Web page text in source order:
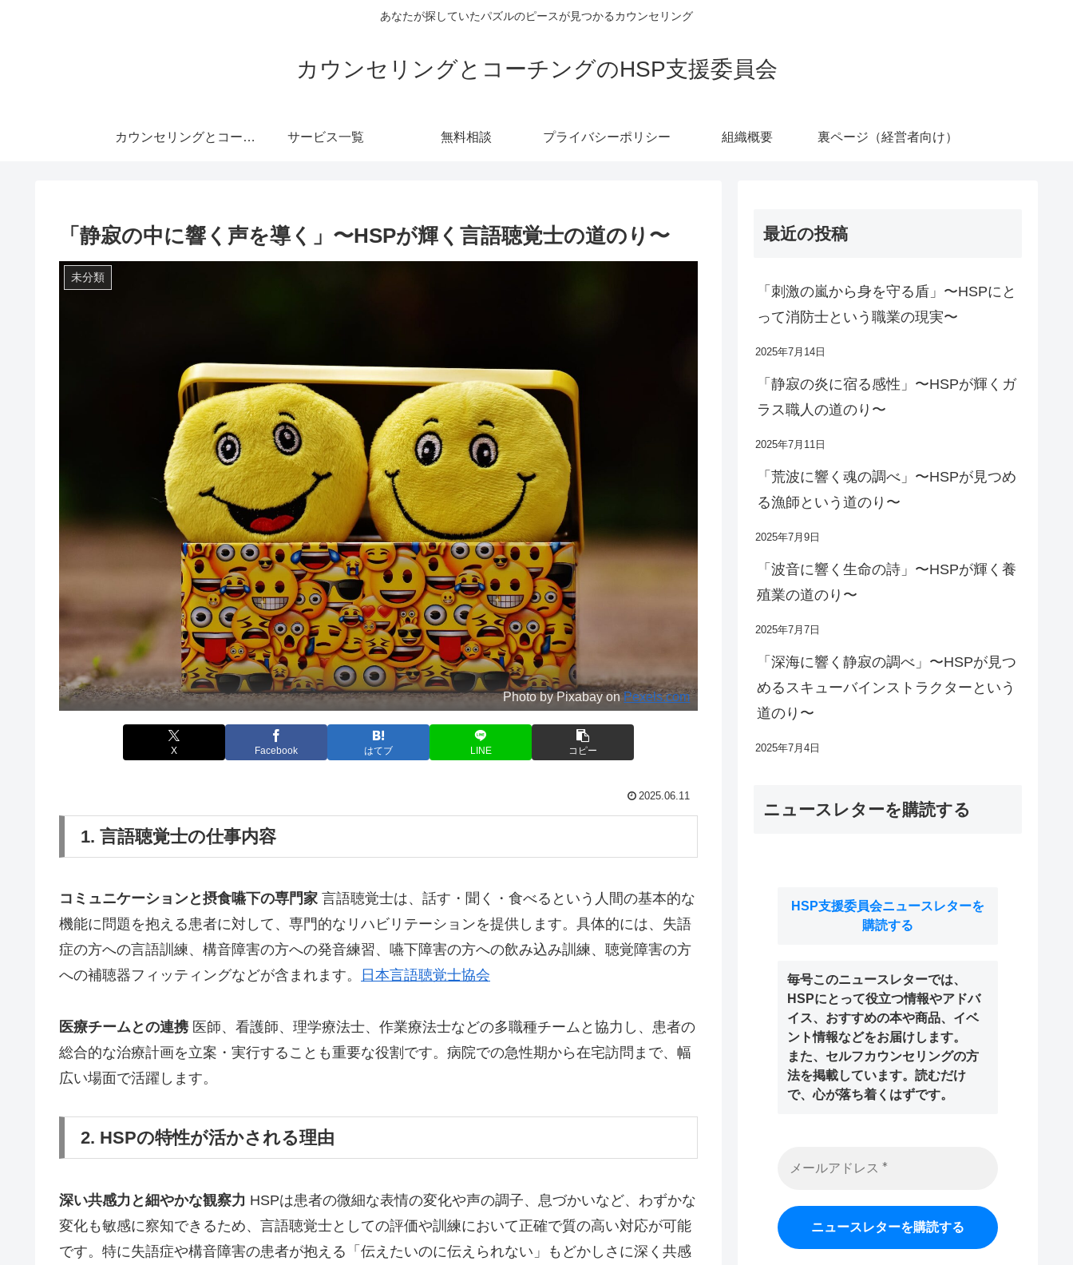
あなたが探していたパズルのピースが見つかるカウンセリング
カウンセリングとコーチングのHSP支援委員会
カウンセリングとコーチングのHSP支援委員会 サービス一覧 無料相談 プライバシーポリシー 組織概要 裏ページ（経営者向け）
「静寂の中に響く声を導く」〜HSPが輝く言語聴覚士の道のり〜
未分類
Photo by Pixabay onPexels.com
X Facebook はてブ LINE コピー
2025.06.11
1. 言語聴覚士の仕事内容
コミュニケーションと摂食嚥下の専門家 言語聴覚士は、話す・聞く・食べるという人間の基本的な
機能に問題を抱える患者に対して、専門的なリハビリテーションを提供します。具体的には、失語
症の方への言語訓練、構音障害の方への発音練習、嚥下障害の方への飲み込み訓練、聴覚障害の方
への補聴器フィッティングなどが含まれます。
日本言語聴覚士協会
医療チームとの連携 医師、看護師、理学療法士、作業療法士などの多職種チームと協力し、患者の
総合的な治療計画を立案・実行することも重要な役割です。病院での急性期から在宅訪問まで、幅
広い場面で活躍します。
2. HSPの特性が活かされる理由
深い共感力と細やかな観察力 HSPは患者の微細な表情の変化や声の調子、息づかいなど、わずかな
変化も敏感に察知できるため、言語聴覚士としての評価や訓練において正確で質の高い対応が可能
です。特に失語症や構音障害の患者が抱える「伝えたいのに伝えられない」もどかしさに深く共感
最近の投稿
「刺激の嵐から身を守る盾」〜HSPにと
って消防士という職業の現実〜
2025年7月14日
「静寂の炎に宿る感性」〜HSPが輝くガ
ラス職人の道のり〜
2025年7月11日
「荒波に響く魂の調べ」〜HSPが見つめ
る漁師という道のり〜
2025年7月9日
「波音に響く生命の詩」〜HSPが輝く養
殖業の道のり〜
2025年7月7日
「深海に響く静寂の調べ」〜HSPが見つ
めるスキューバインストラクターという
道のり〜
2025年7月4日
ニュースレターを購読する
HSP支援委員会ニュースレターを
購読する
毎号このニュースレターでは、
HSPにとって役立つ情報やアドバ
イス、おすすめの本や商品、イベ
ント情報などをお届けします。
また、セルフカウンセリングの方
法を掲載しています。読むだけ
で、心が落ち着くはずです。